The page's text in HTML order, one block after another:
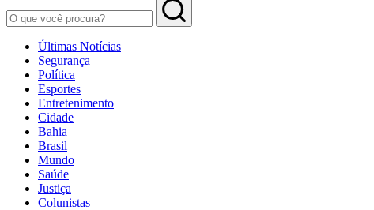
Últimas Notícias
Segurança
Política
Esportes
Entretenimento
Cidade
Bahia
Brasil
Mundo
Saúde
Justiça
Colunistas